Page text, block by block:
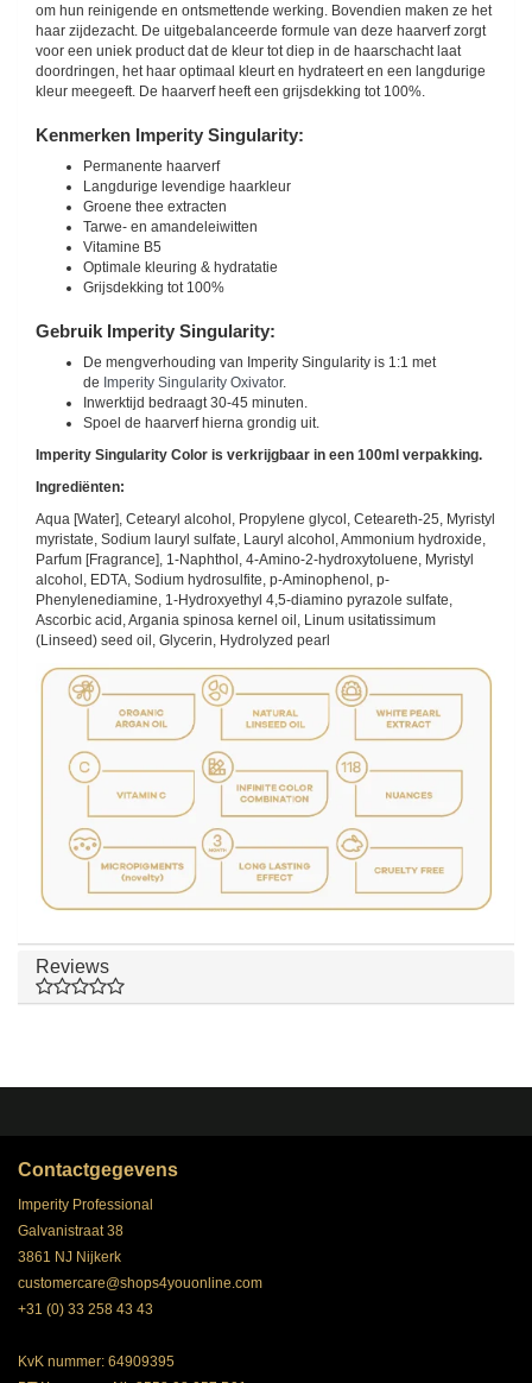
om hun reinigende en ontsmettende werking. Bovendien maken ze het
haar zijdezacht. De uitgebalanceerde formule van deze haarverf zorgt
voor een uniek product dat de kleur tot diep in de haarschacht laat
doordringen, het haar optimaal kleurt en hydrateert en een langdurige
kleur meegeeft. De haarverf heeft een grijsdekking tot 100%.
Kenmerken Imperity Singularity:
Permanente haarverf
Langdurige levendige haarkleur
Groene thee extracten
Tarwe- en amandeleiwitten
Vitamine B5
Optimale kleuring & hydratatie
Grijsdekking tot 100%
Gebruik Imperity Singularity:
De mengverhouding van Imperity Singularity is 1:1 met
de Imperity Singularity Oxivator.
Inwerktijd bedraagt 30-45 minuten.
Spoel de haarverf hierna grondig uit.
Imperity Singularity Color is verkrijgbaar in een 100ml verpakking.
Ingrediënten:
Aqua [Water], Cetearyl alcohol, Propylene glycol, Ceteareth-25, Myristyl
myristate, Sodium lauryl sulfate, Lauryl alcohol, Ammonium hydroxide,
Parfum [Fragrance], 1-Naphthol, 4-Amino-2-hydroxytoluene, Myristyl
alcohol, EDTA, Sodium hydrosulfite, p-Aminophenol, p-
Phenylenediamine, 1-Hydroxyethyl 4,5-diamino pyrazole sulfate,
Ascorbic acid, Argania spinosa kernel oil, Linum usitatissimum
(Linseed) seed oil, Glycerin, Hydrolyzed pearl
Reviews
Contactgegevens
Imperity Professional
Galvanistraat 38
3861 NJ Nijkerk
customercare@shops4youonline.com
+31 (0) 33 258 43 43
KvK nummer: 64909395